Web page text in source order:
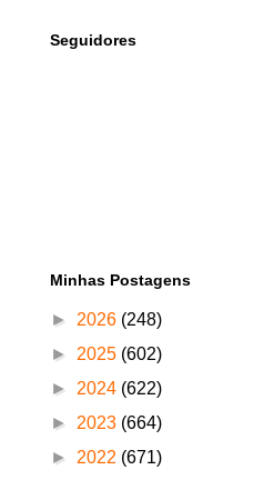
Seguidores
Minhas Postagens
► 2026 (248)
► 2025 (602)
► 2024 (622)
► 2023 (664)
► 2022 (671)